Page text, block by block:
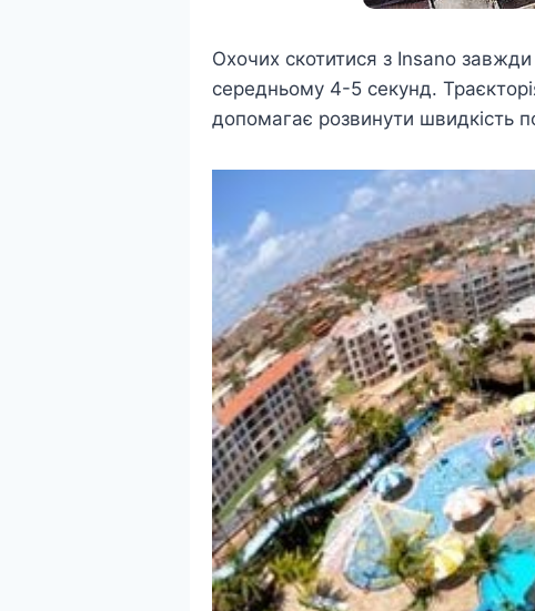
Охочих скотитися з Insano
середньому 4-5 секунд.
допомагає розвинути швидкість